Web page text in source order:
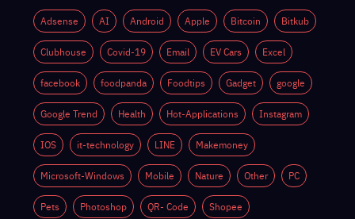
Android
ด้วยตัวเอง
Android
ทำงานปกติ
ไหม
Adsense AI Android Apple Bitcoin Bitkub
Clubhouse Covid-19 Email EV Cars Excel
facebook foodpanda Foodtips Gadget google
Google Trend Health Hot-Applications Instagram
IOS it-technology LINE Makemoney
Microsoft-Windows Mobile Nature Other PC
Pets Photoshop QR- Code Shopee